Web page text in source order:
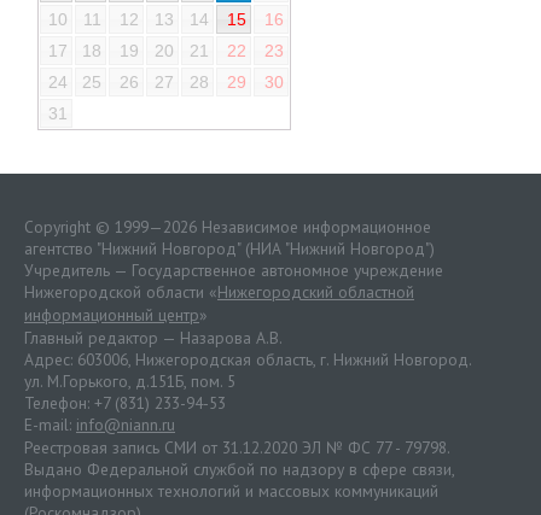
10
11 12 13 14 15
16
17
18 19 20 21 22
23
24
25 26 27 28 29
30
31
Copyright © 1999—2026 Независимое информационное
агентство "Нижний Новгород" (НИА "Нижний Новгород")
Учредитель — Государственное автономное учреждение
Нижегородской области «Нижегородский областной
информационный центр»
Главный редактор — Назарова А.В.
Адрес: 603006, Нижегородская область, г. Нижний Новгород.
ул. М.Горького, д.151Б, пом. 5
Телефон: +7 (831) 233-94-53
E-mail: info@niann.ru
Реестровая запись СМИ от 31.12.2020 ЭЛ № ФС 77 - 79798.
Выдано Федеральной службой по надзору в сфере связи,
информационных технологий и массовых коммуникаций